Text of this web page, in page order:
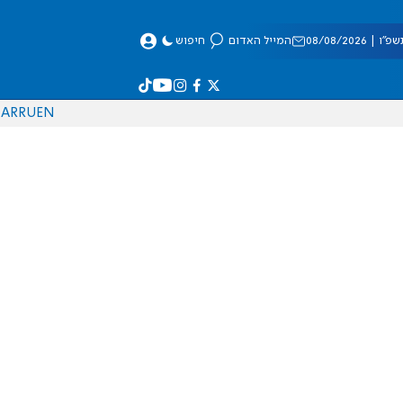
08/2026 המייל האדום חיפוש
EN
RU
AR